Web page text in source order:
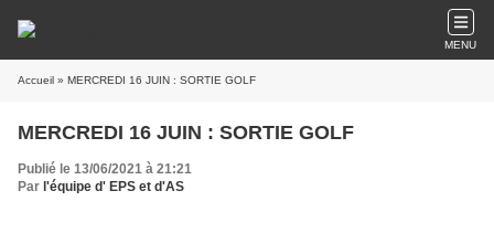
MENU
Accueil » MERCREDI 16 JUIN : SORTIE GOLF
MERCREDI 16 JUIN : SORTIE GOLF
Publié le 13/06/2021 à 21:21
Par l'équipe d' EPS et d'AS